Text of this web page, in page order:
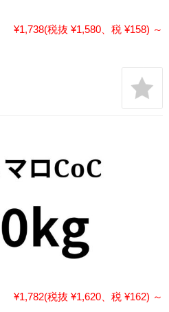
¥1,738(税抜 ¥1,580、税 ¥158) ～
¥1,782(税抜 ¥1,620、税 ¥162) ～